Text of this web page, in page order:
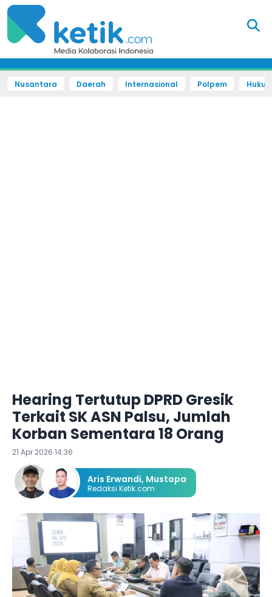
Nusantara Daerah Internasional Polpem
Hearing Tertutup DPRD Gresik
Terkait SK ASN Palsu, Jumlah
Korban Sementara 18 Orang
21 Apr 2026 14:36
Aris Erwandi, Mustopa
Redaksi Ketik.com